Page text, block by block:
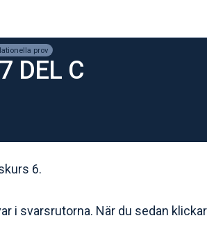
prov
DEL C
6.
i svarsrutorna. När du sedan